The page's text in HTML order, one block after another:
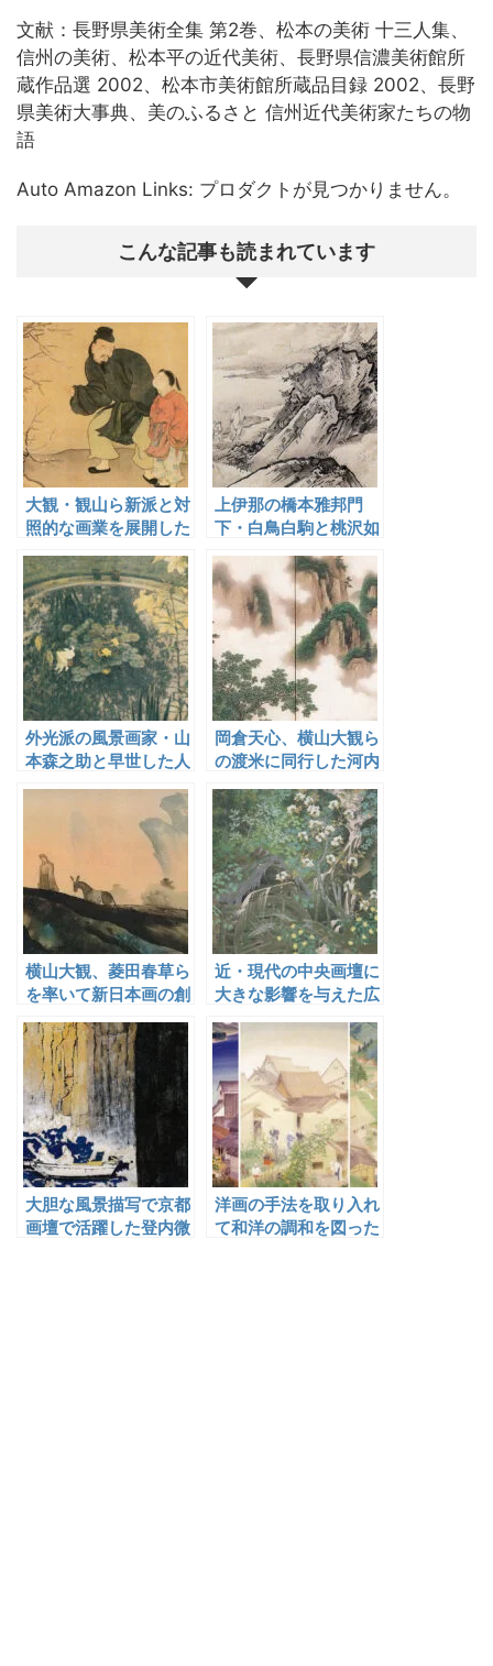
文献：長野県美術全集 第2巻、松本の美術 十三人集、
信州の美術、松本平の近代美術、長野県信濃美術館所
蔵作品選 2002、松本市美術館所蔵品目録 2002、長野
県美術大事典、美のふるさと 信州近代美術家たちの物
語
Auto Amazon Links: プロダクトが見つかりません。
こんな記事も読まれています
大観・観山ら新派と対
照的な画業を展開した
上伊那の橋本雅邦門
下・白鳥白駒と桃沢如
外光派の風景画家・山
本森之助と早世した人
岡倉天心、横山大観ら
の渡米に同行した河内
横山大観、菱田春草ら
を率いて新日本画の創
天心
近・現代の中央画壇に
大きな影響を与えた広
大胆な風景描写で京都
画壇で活躍した登内微
洋画の手法を取り入れ
て和洋の調和を図った